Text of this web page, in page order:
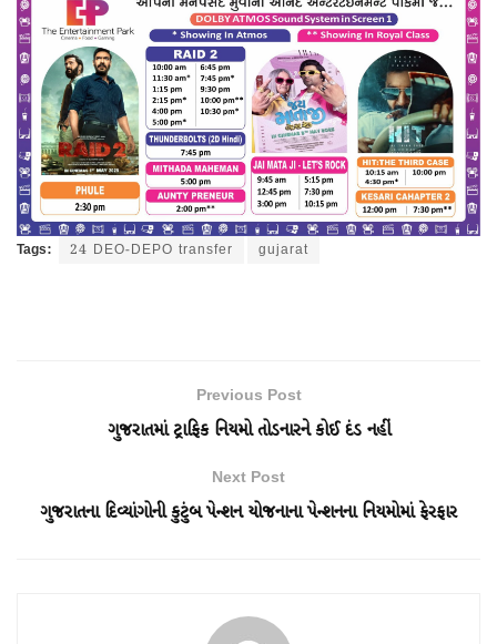
Tags: 24 DEO-DEPO transfer gujarat
Previous Post
ગુજરાતમાં ટ્રાફિક નિયમો તોડનારને કોઈ દંડ નહીં
Next Post
ગુજરાતના દિવ્યાંગોની કુટુંબ પેન્શન યોજનાના પેન્શનના નિયમોમાં ફેરફાર